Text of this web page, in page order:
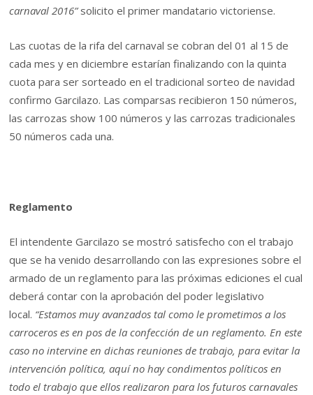
carnaval 2016”solicito el primer mandatario victoriense.
Las cuotas de la rifa del carnaval se cobran del 01 al 15 de
cada mes y en diciembre estarían finalizando con la quinta
cuota para ser sorteado en el tradicional sorteo de navidad
confirmo Garcilazo. Las comparsas recibieron 150 números,
las carrozas show 100 números y las carrozas tradicionales
50 números cada una.
Reglamento
El intendente Garcilazo se mostró satisfecho con el trabajo
que se ha venido desarrollando con las expresiones sobre el
armado de un reglamento para las próximas ediciones el cual
deberá contar con la aprobación del poder legislativo
local. “Estamos muy avanzados tal como le prometimos a los
carroceros es en pos de la confección de un reglamento. En este
caso no intervine en dichas reuniones de trabajo, para evitar la
intervención política, aquí no hay condimentos políticos en
todo el trabajo que ellos realizaron para los futuros carnavales